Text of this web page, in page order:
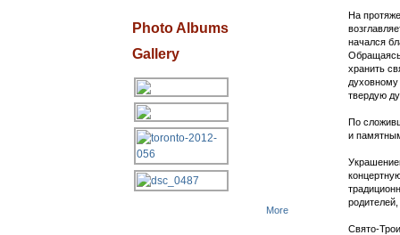
На
начался
хранить
духовному
твердую
По
и
Свято-
Photo Albums
Gallery
More